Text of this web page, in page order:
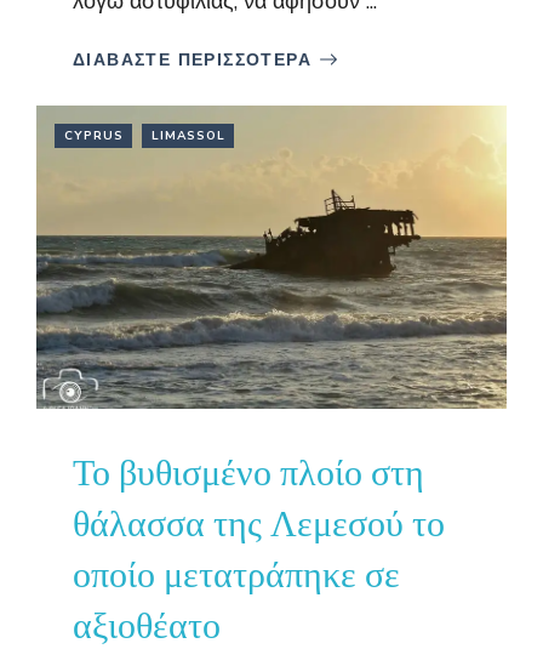
ΔΙΑΒΑΣΤΕ ΠΕΡΙΣΣΟΤΕΡΑ
CYPRUS LIMASSOL
Το βυθισμένο πλοίο στη
θάλασσα της Λεμεσού το
οποίο μετατράπηκε σε
αξιοθέατο